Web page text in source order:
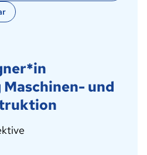
und